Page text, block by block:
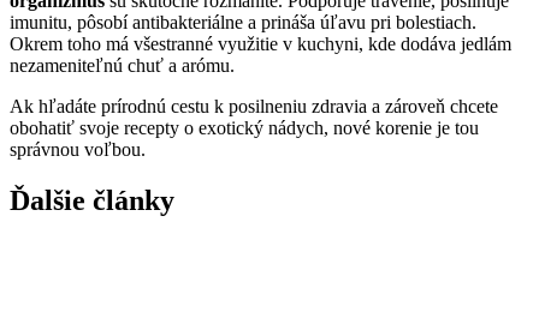
imunitu, pôsobí antibakteriálne a prináša úľavu pri bolestiach.
Okrem toho má všestranné využitie v kuchyni, kde dodáva jedlám
nezameniteľnú chuť a arómu.
Ak hľadáte prírodnú cestu k posilneniu zdravia a zároveň chcete
obohatiť svoje recepty o exotický nádych, nové korenie je tou
správnou voľbou.
Ďalšie články